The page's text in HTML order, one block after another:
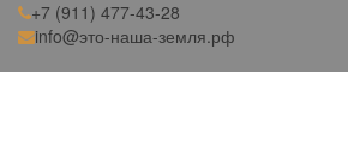
+7 (911) 477-43-28
info@это-наша-земля.рф